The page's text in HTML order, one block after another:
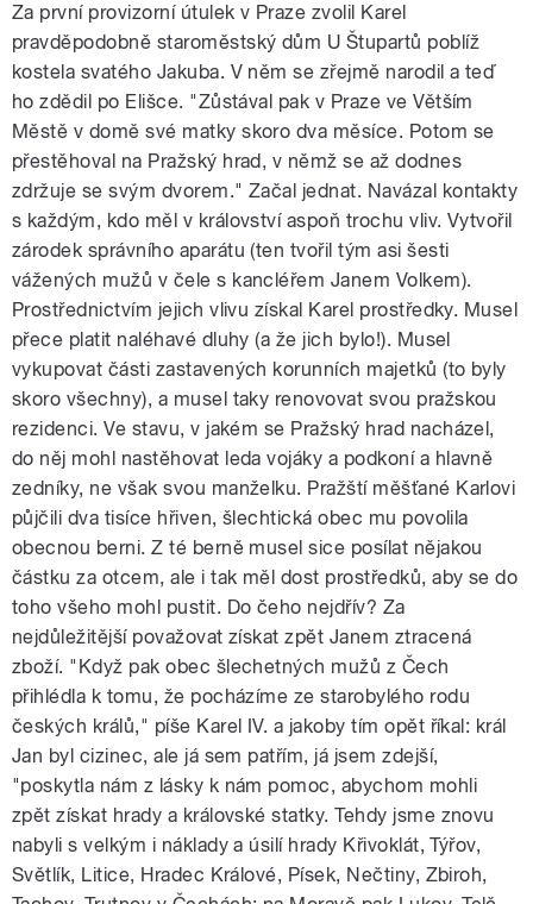
Za první provizorní útulek v Praze zvolil Karel
pravděpodobně staroměstský dům U Štupartů poblíž
kostela svatého Jakuba. V něm se zřejmě narodil a teď
ho zdědil po Elišce. "Zůstával pak v Praze ve Větším
Městě v domě své matky skoro dva měsíce. Potom se
přestěhoval na Pražský hrad, v němž se až dodnes
zdržuje se svým dvorem." Začal jednat. Navázal kontakty
s každým, kdo měl v království aspoň trochu vliv. Vytvořil
zárodek správního aparátu (ten tvořil tým asi šesti
vážených mužů v čele s kancléřem Janem Volkem).
Prostřednictvím jejich vlivu získal Karel prostředky. Musel
přece platit naléhavé dluhy (a že jich bylo!). Musel
vykupovat části zastavených korunních majetků (to byly
skoro všechny), a musel taky renovovat svou pražskou
rezidenci. Ve stavu, v jakém se Pražský hrad nacházel,
do něj mohl nastěhovat leda vojáky a podkoní a hlavně
zedníky, ne však svou manželku. Pražští měšťané Karlovi
půjčili dva tisíce hřiven, šlechtická obec mu povolila
obecnou berni. Z té berně musel sice posílat nějakou
částku za otcem, ale i tak měl dost prostředků, aby se do
toho všeho mohl pustit. Do čeho nejdřív? Za
nejdůležitější považovat získat zpět Janem ztracená
zboží. "Když pak obec šlechetných mužů z Čech
přihlédla k tomu, že pocházíme ze starobylého rodu
českých králů," píše Karel IV. a jakoby tím opět říkal: král
Jan byl cizinec, ale já sem patřím, já jsem zdejší,
"poskytla nám z lásky k nám pomoc, abychom mohli
zpět získat hrady a královské statky. Tehdy jsme znovu
nabyli s velkým i náklady a úsilí hrady Křivoklát, Týřov,
Světlík, Litice, Hradec Králové, Písek, Nečtiny, Zbiroh,